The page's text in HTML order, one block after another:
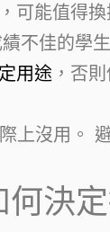
可能值得換
不佳的學
用途 ，否
上沒用。
決